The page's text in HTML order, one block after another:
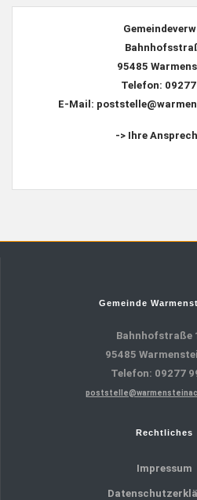
95485
Telefon:
E-Mail:
-> Ihre
Gemeinde
Bahnhofstraße
95485
Telefon: 09277
Rechtliches
Impressum